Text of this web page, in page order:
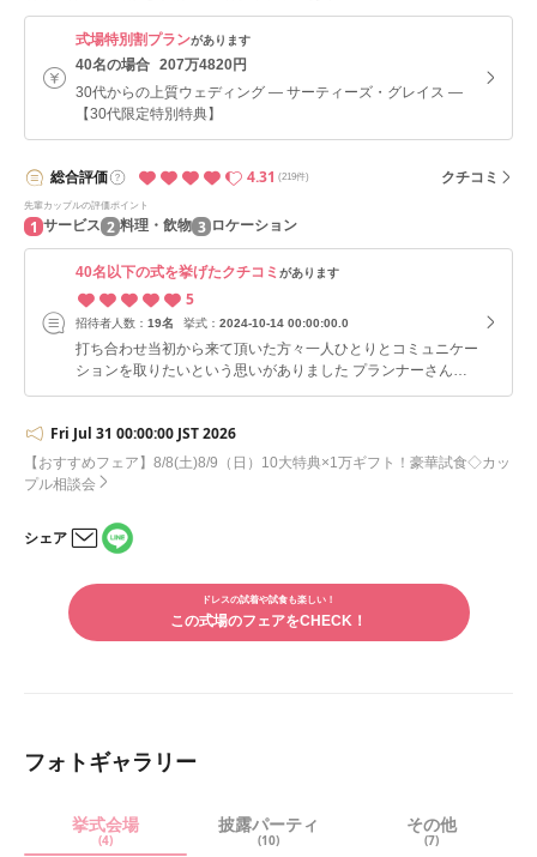
式場特別割プランがあります
40名の場合 207万4820円
30代からの上質ウェディング ― サーティーズ・グレイス ―
【30代限定特別特典】
総合評価 4.31 (219件) クチコミ
先輩カップルの評価ポイント
1 サービス 2 料理・飲物 3 ロケーション
40名以下の式を挙げたクチコミ があります
5
招待者人数： 19名 挙式： 2024-10-14 00:00:00.0
打ち合わせ当初から来て頂いた方々一人ひとりとコミュニケー
ションを取りたいという思いがありました プランナーさんに
その事をお伝えしたらケーキサーブやキャンドルリレーなど高
れる案をたくさん出して下さいました 少人数婚というのもあ
りますがちゃんと一人ひとりに感謝の言葉をお伝えできて素敵
な一日になりました
Fri Jul 31 00:00:00 JST 2026
【おすすめフェア】8/8(土)8/9（日）10大特典×1万ギフト！豪華試食◇カッ
プル相談会
シェア
ルで
シェ
アす
る
で
ドレスの試着や試食も楽しい！
この式場のフェアをCHECK！
フォトギャラリー
挙式会場
(4)
披露パーティ
(10)
その他
(7)